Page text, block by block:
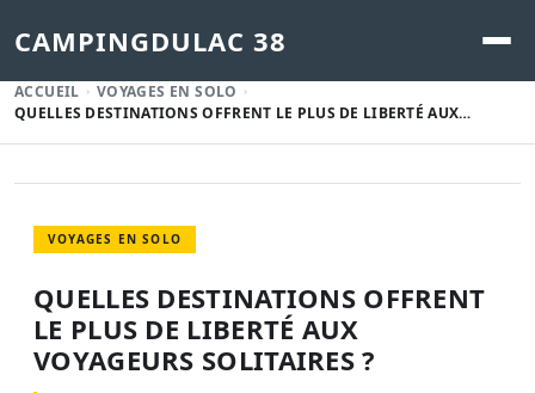
CAMPINGDULAC 38
ACCUEIL
VOYAGES EN SOLO
QUELLES DESTINATIONS OFFRENT LE PLUS DE LIBERTÉ AUX…
VOYAGES EN SOLO
QUELLES DESTINATIONS OFFRENT
LE PLUS DE LIBERTÉ AUX
VOYAGEURS SOLITAIRES ?